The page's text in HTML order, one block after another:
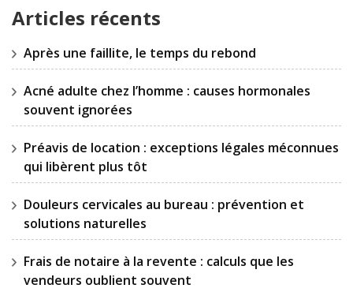
Articles récents
Après une faillite, le temps du rebond
Acné adulte chez l’homme : causes hormonales
souvent ignorées
Préavis de location : exceptions légales méconnues
qui libèrent plus tôt
Douleurs cervicales au bureau : prévention et
solutions naturelles
Frais de notaire à la revente : calculs que les
vendeurs oublient souvent